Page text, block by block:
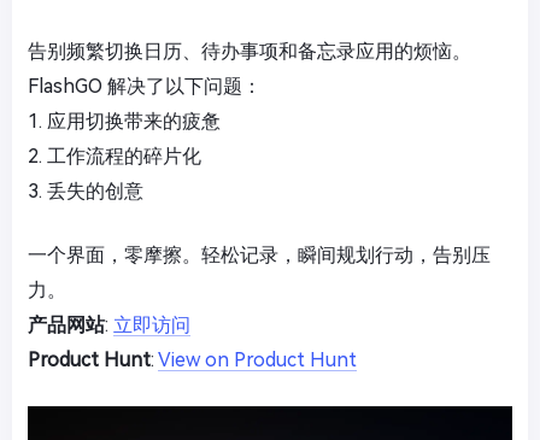
告别频繁切换日历、待办事项和备忘录应用的烦恼。
FlashGO 解决了以下问题：
1. 应用切换带来的疲惫
2. 工作流程的碎片化
3. 丢失的创意
一个界面，零摩擦。轻松记录，瞬间规划行动，告别压
力。
产品网站: 立即访问
Product Hunt: View on Product Hunt